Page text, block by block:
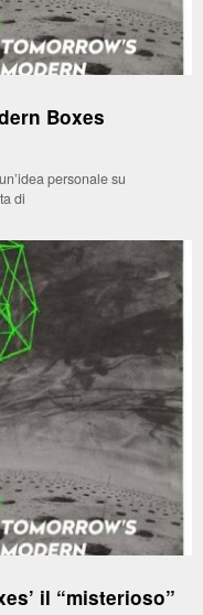
Boxes
personale su
di
il “misterioso”